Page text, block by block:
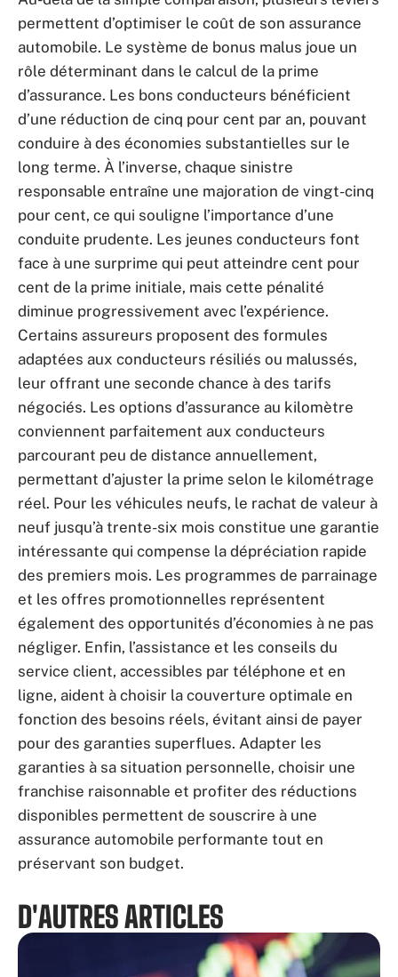
permettent d’optimiser le coût de son assurance
automobile. Le système de bonus malus joue un
rôle déterminant dans le calcul de la prime
d’assurance. Les bons conducteurs bénéficient
d’une réduction de cinq pour cent par an, pouvant
conduire à des économies substantielles sur le
long terme. À l’inverse, chaque sinistre
responsable entraîne une majoration de vingt-cinq
pour cent, ce qui souligne l’importance d’une
conduite prudente. Les jeunes conducteurs font
face à une surprime qui peut atteindre cent pour
cent de la prime initiale, mais cette pénalité
diminue progressivement avec l’expérience.
Certains assureurs proposent des formules
adaptées aux conducteurs résiliés ou malussés,
leur offrant une seconde chance à des tarifs
négociés. Les options d’assurance au kilomètre
conviennent parfaitement aux conducteurs
parcourant peu de distance annuellement,
permettant d’ajuster la prime selon le kilométrage
réel. Pour les véhicules neufs, le rachat de valeur à
neuf jusqu’à trente-six mois constitue une garantie
intéressante qui compense la dépréciation rapide
des premiers mois. Les programmes de parrainage
et les offres promotionnelles représentent
également des opportunités d’économies à ne pas
négliger. Enfin, l’assistance et les conseils du
service client, accessibles par téléphone et en
ligne, aident à choisir la couverture optimale en
fonction des besoins réels, évitant ainsi de payer
pour des garanties superflues. Adapter les
garanties à sa situation personnelle, choisir une
franchise raisonnable et profiter des réductions
disponibles permettent de souscrire à une
assurance automobile performante tout en
préservant son budget.
D'AUTRES ARTICLES